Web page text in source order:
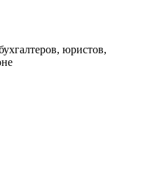
юристов,